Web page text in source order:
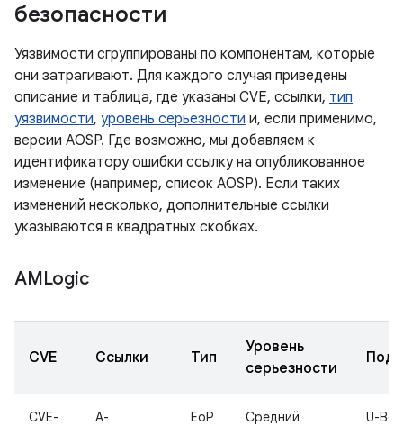
безопасности
Уязвимости сгруппированы по компонентам, которые
они затрагивают. Для каждого случая приведены
описание и таблица, где указаны CVE, ссылки, тип
уязвимости, уровень серьезности и, если применимо,
версии AOSP. Где возможно, мы добавляем к
идентификатору ошибки ссылку на опубликованное
изменение (например, список AOSP). Если таких
изменений несколько, дополнительные ссылки
указываются в квадратных скобках.
AMLogic
CVE Ссылки Тип
Уровень
серьезности
CVE-
A-
EoP Средний U-